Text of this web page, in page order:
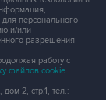
персонального
и/или
разрешения
работу с
файлов cookie.
2, стр.1, тел.: